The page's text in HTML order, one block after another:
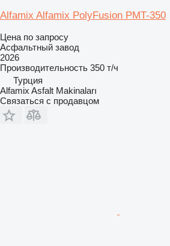
Alfamix Alfamix PolyFusion PMT-350
Цена по запросу
Асфальтный завод
2026
Производительность 350 т/ч
Турция
Alfamix Asfalt Makinaları
Связаться с продавцом